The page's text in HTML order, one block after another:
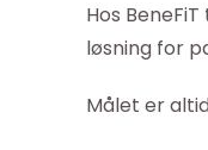
Hos
løsning for
Målet er